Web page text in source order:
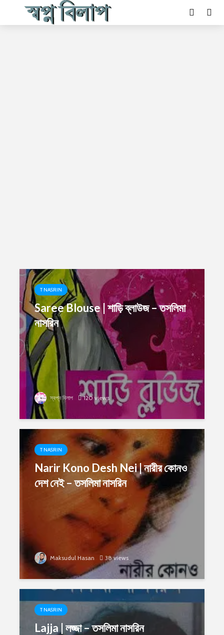
T NASRIN
Saree Blouse | শাড়ি ব্লাউজ – তসলিমা
নাসরিন
স্বপ্ন বিলাপ 120 views
T NASRIN
Narir Kono Desh Nei | নারীর কোনও
দেশ নেই – তসলিমা নাসরিন
Maksudul Hasan 38 views
T NASRIN
Lajja | লজ্জা – তসলিমা নাসরিন